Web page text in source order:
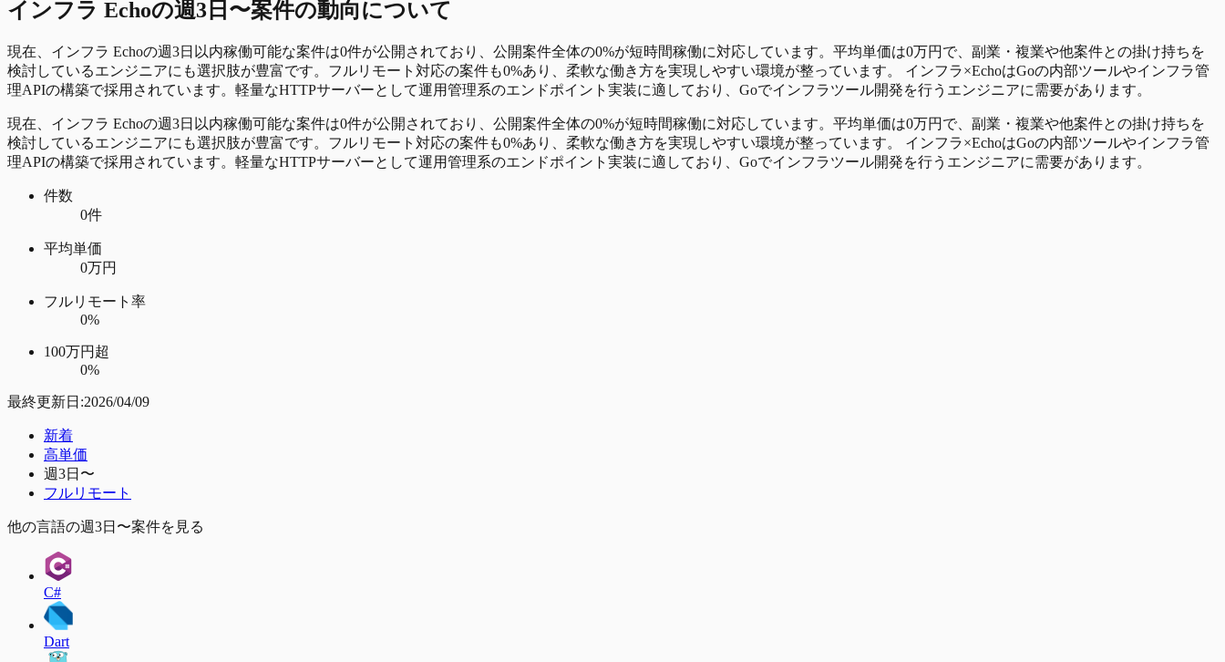
インフラ Echoの週3日〜案件の動向について
現在、インフラ Echoの週3日以内稼働可能な案件は0件が公開されており、公開案件全体の0%が短時間稼働に対応しています。平均単価は0万円で、副業・複業や他案件との掛け持ちを
検討しているエンジニアにも選択肢が豊富です。フルリモート対応の案件も0%あり、柔軟な働き方を実現しやすい環境が整っています。 インフラ×EchoはGoの内部ツールやインフラ管
理APIの構築で採用されています。軽量なHTTPサーバーとして運用管理系のエンドポイント実装に適しており、Goでインフラツール開発を行うエンジニアに需要があります。
現在、インフラ Echoの週3日以内稼働可能な案件は0件が公開されており、公開案件全体の0%が短時間稼働に対応しています。平均単価は0万円で、副業・複業や他案件との掛け持ちを
検討しているエンジニアにも選択肢が豊富です。フルリモート対応の案件も0%あり、柔軟な働き方を実現しやすい環境が整っています。 インフラ×EchoはGoの内部ツールやインフラ管
理APIの構築で採用されています。軽量なHTTPサーバーとして運用管理系のエンドポイント実装に適しており、Goでインフラツール開発を行うエンジニアに需要があります。
件数
0件
平均単価
0万円
フルリモート率
0%
100万円超
0%
最終更新日:2026/04/09
新着
高単価
週3日〜
フルリモート
他の言語の週3日〜案件を見る
C#
Dart